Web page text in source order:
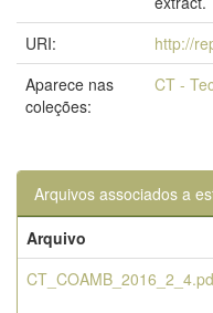
URI:
http://
Aparece nas
coleções:
CT -
Arquivos associados a
Arquivo